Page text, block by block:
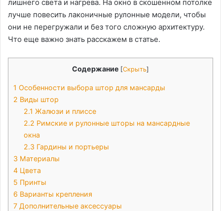
лишнего света и нагрева. На окно в скошенном потолке
лучше повесить лаконичные рулонные модели, чтобы
они не перегружали и без того сложную архитектуру.
Что еще важно знать расскажем в статье.
Содержание [Скрыть]
1 Особенности выбора штор для мансарды
2 Виды штор
2.1 Жалюзи и плиссе
2.2 Римские и рулонные шторы на мансардные
окна
2.3 Гардины и портьеры
3 Материалы
4 Цвета
5 Принты
6 Варианты крепления
7 Дополнительные аксессуары